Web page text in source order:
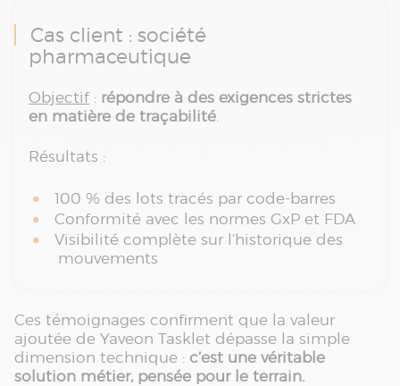
Cas client : société
pharmaceutique
Objectif: répondre à des exigences strictes
en matière de traçabilité.
Résultats :
100 % des lots tracés par code-barres
Conformité avec les normes GxP et FDA
Visibilité complète sur l’historique des
mouvements
Ces témoignages confirment que la valeur
ajoutée de Yaveon Tasklet dépasse la simple
dimension technique : c’est une véritable
solution métier, pensée pour le terrain.